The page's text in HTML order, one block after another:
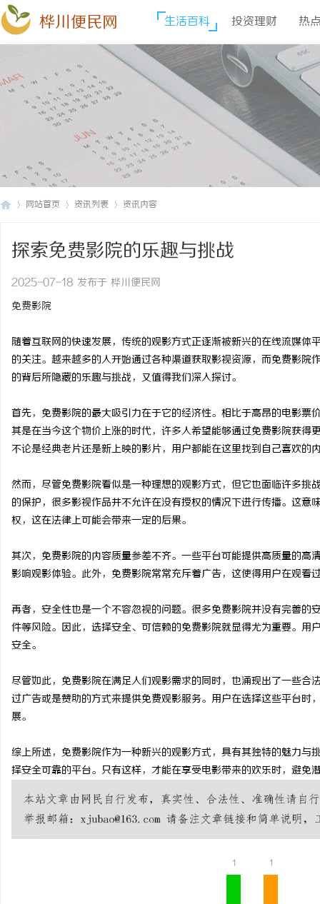
桦川便民网 生活百科 投资理财 热
网站首页 资讯列表 资讯内容
探索免费影院的乐趣与挑战
2025-07-18 发布于 桦川便民网
免费影院
随着互联网的快速发展，传统的观影方式正逐渐被新兴的在线流媒
的关注。越来越多的人开始通过各种渠道获取影视资源，而免费影
的背后所隐藏的乐趣与挑战，又值得我们深入探讨。
首先，免费影院的最大吸引力在于它的经济性。相比于高昂的电影
其是在当今这个物价上涨的时代，许多人希望能够通过免费影院获
不论是经典老片还是新上映的影片，用户都能在这里找到自己喜欢的
然而，尽管免费影院看似是一种理想的观影方式，但它也面临许多
的保护，很多影视作品并不允许在没有授权的情况下进行传播。这
权，这在法律上可能会带来一定的后果。
其次，免费影院的内容质量参差不齐。一些平台可能提供高质量的
影响观影体验。此外，免费影院常常充斥着广告，这使得用户在观看
再者，安全性也是一个不容忽视的问题。很多免费影院并没有完善
件等风险。因此，选择安全、可信赖的免费影院就显得尤为重要。
安全。
尽管如此，免费影院在满足人们观影需求的同时，也涌现出了一些
过广告或是赞助的方式来提供免费观影服务。用户在选择这些平台
展。
综上所述，免费影院作为一种新兴的观影方式，具有其独特的魅力
择安全可靠的平台。只有这样，才能在享受电影带来的欢乐时，避免
1 1